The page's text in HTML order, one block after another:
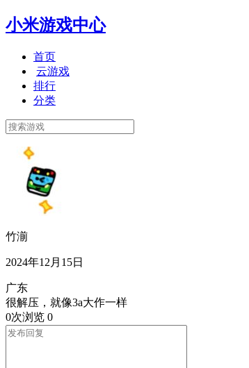
小米游戏中心
首页
云游戏
排行
分类
竹湔
2024年12月15日
广东
很解压，就像3a大作一样
0次浏览 0